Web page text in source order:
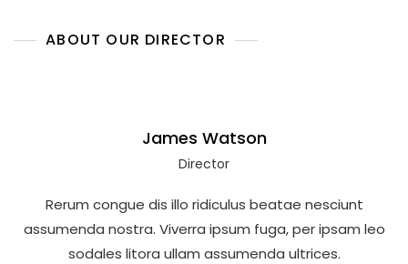
ABOUT OUR DIRECTOR
James Watson
Director
Rerum congue dis illo ridiculus beatae nesciunt
assumenda nostra. Viverra ipsum fuga, per ipsam leo
sodales litora ullam assumenda ultrices.